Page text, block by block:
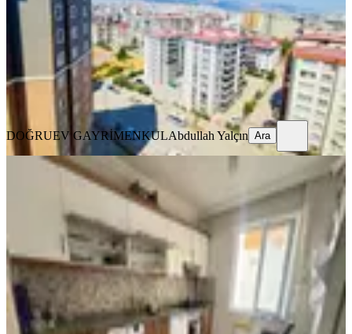
5+1 ·210 m²·9. Kat·09.08.2026
5.500.000 ₺
DOĞRUEV GAYRİMENKUL Abdullah Yalçın
DOĞRUEV GAYRİMENKULAbdullah Yalçın Ara
Çetin Gayrimenkul'den Agcalı Yoluna
Yakın Satılık Geniş 3+1 Dair
Onikişubat, Piri Reis Mahallesi
3+1· 150 m² ·5. Kat 08.08.2026
2.695.000 ₺